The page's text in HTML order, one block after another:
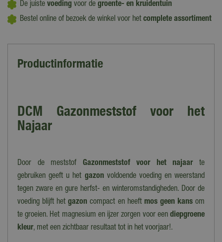
De juiste voeding voor de groente- en kruidentuin
Bestel online of bezoek de winkel voor het complete assortiment
Productinformatie
DCM Gazonmeststof voor het
Najaar
Door de meststof Gazonmeststof voor het najaarte
gebruiken geeft u het gazonvoldoende voeding en weerstand
tegen zware en gure herfst- en winteromstandigheden. Door de
voeding blijft hetgazon compact en heeft mos geen kansom
te groeien. Het magnesium en ijzer zorgen voor een diepgroene
kleur, met een zichtbaar resultaat tot in het voorjaar!.